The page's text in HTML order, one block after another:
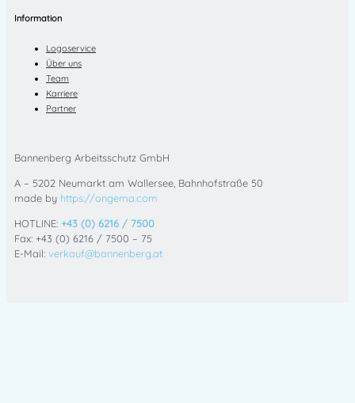
Information
Logoservice
Über uns
Team
Karriere
Partner
Bannenberg Arbeitsschutz GmbH
A – 5202 Neumarkt am Wallersee, Bahnhofstraße 50
made by https://ongema.com
HOTLINE: +43 (0) 6216 / 7500
Fax: +43 (0) 6216 / 7500 – 75
E-Mail: verkauf@bannenberg.at